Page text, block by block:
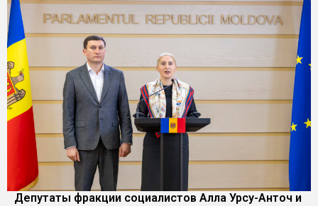
Депутаты фракции социалистов Алла Урсу-Анточ и